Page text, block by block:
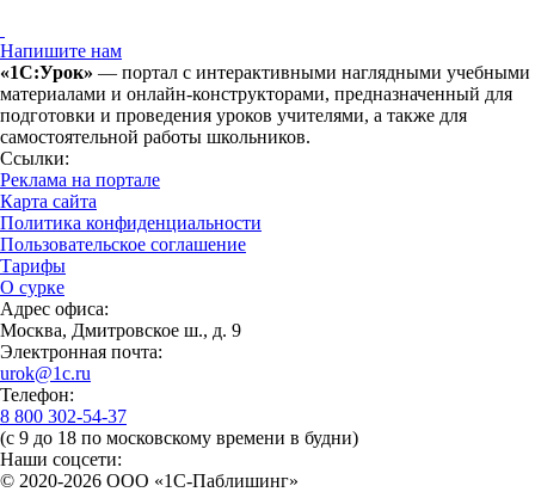
Напишите нам
«1С:Урок» — портал с интерактивными наглядными учебными
материалами и онлайн-конструкторами, предназначенный для
подготовки и проведения уроков учителями, а также для
самостоятельной работы школьников.
Ссылки:
Реклама на портале
Карта сайта
Политика конфиденциальности
Пользовательское соглашение
Тарифы
О сурке
Адрес офиса:
Москва, Дмитровское ш., д. 9
Электронная почта:
urok@1c.ru
Телефон:
8 800 302-54-37
(с 9 до 18 по московскому времени в будни)
Наши соцсети:
© 2020-2026 OOO «1С-Паблишинг»